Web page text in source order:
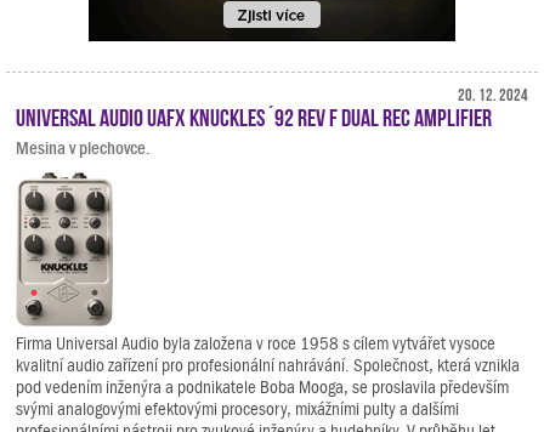
20. 12. 2024
Universal Audio UAFX Knuckles ´92 Rev F Dual Rec Amplifier
Mesina v plechovce.
Firma Universal Audio byla založena v roce 1958 s cílem vytvářet vysoce
kvalitní audio zařízení pro profesionální nahrávání. Společnost, která vznikla
pod vedením inženýra a podnikatele Boba Mooga, se proslavila především
svými analogovými efektovými procesory, mixážními pulty a dalšími